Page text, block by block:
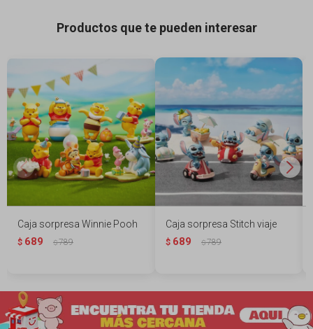
Productos que te pueden interesar
Caja sorpresa Winnie Pooh
$ 689 $789
Caja sorpresa Stitch viaje
$ 689 $789